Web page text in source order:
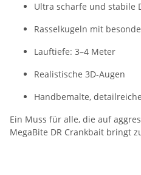
Ultra scharfe und stabile
Rasselkugeln mit
Lauftiefe: 3–4 Meter
Realistische 3D-Augen
Handbemalte,
Ein Muss für alle, die auf
MegaBite DR Crankbait bringt